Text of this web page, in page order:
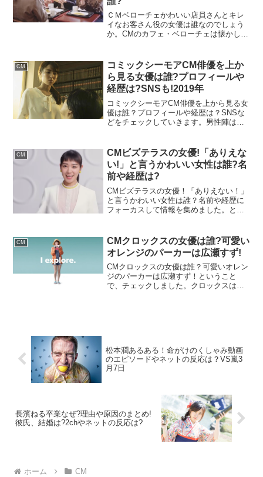
ＣＭベローチェかわいい店員さんとキレ
イなお客さん役の女優は誰なのでしょう
か。CMのカフェ・ベローチェは懐かしい
んやキレイなお客さんをしている女性に
ついて確認しました。ぜひ...
CM
コミックシーモアCM俳優を上か
ら見る女優は誰?プロフィールや
経歴は?SNSも!2019年
コミックシーモアCM俳優を上から見る女
優は誰？プロフィールや経歴は？SNSな
どをチェックしていきます。男性陣は女
下ろされている俳優さんと女優さんの情
報を集めました。気に...
CM
CMビズテラスの女優!「ありえな
い!」と言うかわいい女性は誰?名
前や経歴は?
CMビズテラスの女優！「ありえない！」
と言うかわいい女性は誰？名前や経歴に
フォーカスして情報を集めました。とて
優！かわいい女性の名前や経歴は？引
用：CMビズテラスの女優...
CM
CMクロックスの女優は誰?可愛い
オレンジのパーカーは広瀬すず!
CMクロックスの女優は誰？可愛いオレン
ジのパーカーは広瀬すず！ということ
で、チェックしました。クロックスはと
松本潤あるある！命がけのくしゃみ動画
のエピソードやネットの反応は？VS嵐3
月7日
長濱ねる卒業なぜ?理由や原因のまとめ!
彼氏、結婚は?2chやネットの反応は?
ホーム CM